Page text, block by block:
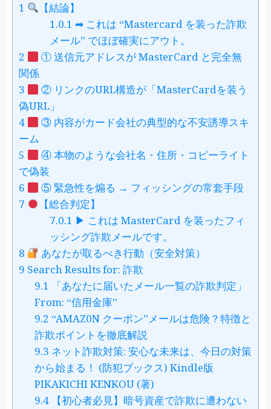
1
【結論】
1.0.1 ➡ これは “Mastercard を装った詐欺
メール” でほぼ確実にアウト。
2
① 送信元アドレスが MasterCard と完全無
関係
3
② リンクのURL構造が「MasterCardを装う
偽URL」
4
③ 内容がカード会社の典型的な不安誘導スキ
ーム
5
④ 本物のような会社名・住所・コピーライト
で偽装
6
⑤ 緊急性を煽る → フィッシングの常套手段
7
【総合判定】
7.0.1 ▶ これは MasterCard を装ったフィ
ッシング詐欺メールです。
8
あなたが取るべき行動（安全対策）
9 Search Results for: 詐欺
9.1 「あなたに届いたメール一覧の詐欺判定」
From: “信用金庫”
9.2 “AMAZ0N クーポン”メールは危険？特徴と
詐欺ポイントを徹底解説
9.3 ネット詐欺対策: 安心な未来は、今日の対策
から始まる！ (防犯ブックス) Kindle版
PIKAKICHI KENKOU (著)
9.4【初心者必見】暗号資産で詐欺に遭わない